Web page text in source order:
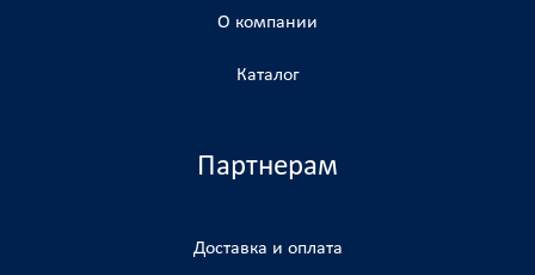
О компании
Каталог
Партнерам
Доставка и оплата